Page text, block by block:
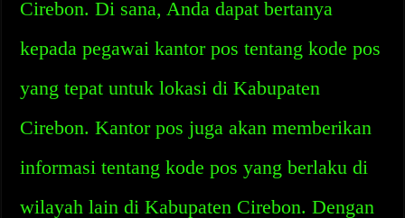
Cirebon. Di sana, Anda dapat bertanya
kepada pegawai kantor pos tentang kode pos
yang tepat untuk lokasi di Kabupaten
Cirebon. Kantor pos juga akan memberikan
informasi tentang kode pos yang berlaku di
wilayah lain di Kabupaten Cirebon. Dengan